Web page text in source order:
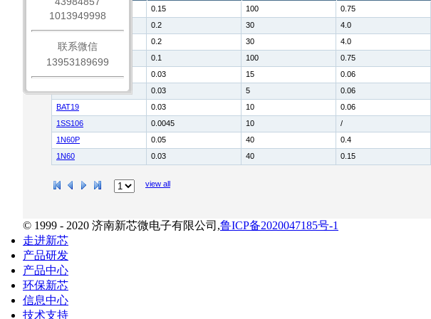
0.15 100 0.75
0.2 30 4.0
BAT42
0.2 30 4.0
BAT41
0.1 100 0.75
0.03 15 0.06
BAT29
0.03 5 0.06
BAT19
0.03 10 0.06
1SS106
0.0045 10 /
1N60P
0.05 40 0.4
1N60
0.03 40 0.15
view all
© 1999 - 2020 济南新芯微电子有限公司,鲁ICP备2020047185号-1
走进新芯
产品研发
产品中心
环保新芯
信息中心
技术支持
1013949998
联系微信
13953189699